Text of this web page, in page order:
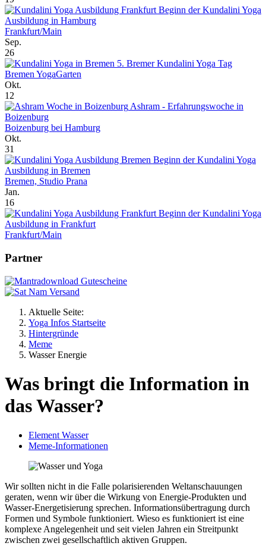
Beginn der Kundalini Yoga
Ausbildung in Hamburg
Frankfurt/Main
Sep.
26
5. Bremer Kundalini Yoga Tag
Bremen YogaGarten
Okt.
12
Ashram - Erfahrungswoche in
Boizenburg
Boizenburg bei Hamburg
Okt.
31
Beginn der Kundalini Yoga
Ausbildung in Bremen
Bremen, Studio Prana
Jan.
16
Beginn der Kundalini Yoga
Ausbildung in Frankfurt
Frankfurt/Main
Partner
Aktuelle Seite:
Yoga Infos Startseite
Hintergründe
Meme
Wasser Energie
Was bringt die Information in
das Wasser?
Element Wasser
Meme-Informationen
Wir sollten nicht in die Falle polarisierenden Weltanschauungen
geraten, wenn wir über die Wirkung von Energie-Produkten und
Wasser-Energetisierung sprechen. Informationsübertragung durch
Formen und Symbole funktioniert. Wieso es funktioniert ist eine
komplexe Angelegenheit und seit vielen Jahren ein Streitpunkt
zwischen zwei gesellschaftlich aktiven Gruppen.